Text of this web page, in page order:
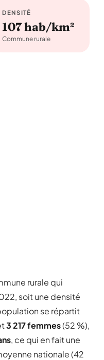
DENSITÉ
107 hab/km²
Commune rurale
rurale qui
soit une densité
se répartit
3 217 femmes(52 %),
, ce qui en fait une
nationale (42